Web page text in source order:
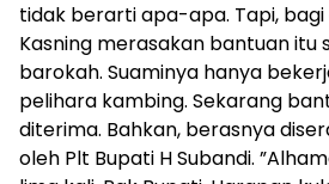
tidak berarti apa-apa. Tapi,
Kasning merasakan bantuan itu
barokah. Suaminya hanya
pelihara kambing. Sekarang
diterima. Bahkan, berasnya
oleh Plt Bupati H Subandi.